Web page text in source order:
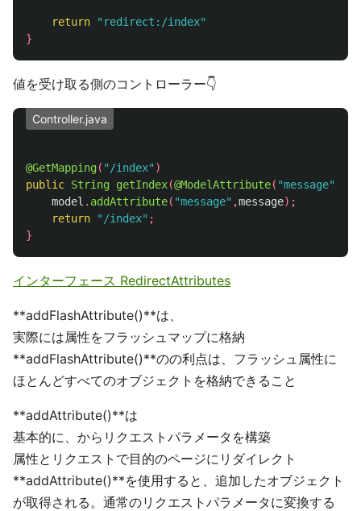
return
"redirect:/index"
}
値を受け取る側のコントローラー👇
Controller.java
@GetMapping( "/index" )
public String getIndex(@ModelAttribute( "message"
model . addAttribute( "message" ,message);
return
"/index" ;
}
インターフェース RedirectAttributes
**addFlashAttribute()**は、
実際には属性をフラッシュマップに格納
**addFlashAttribute()**のの利点は、フラッシュ属性に
ほとんどすべてのオブジェクトを格納できること
**addAttribute()**は
基本的に、からリクエストパラメータを構築
属性とリクエストで目的のページにリダイレクト
**addAttribute()**を使用すると、追加したオブジェクト
が取得される。通常のリクエストパラメータに変換する